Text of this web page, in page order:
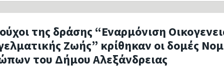
της δράσης “Εναρμόνιση
Ζωής” κρίθηκαν οι δομές
του Δήμου Αλεξάνδρειας